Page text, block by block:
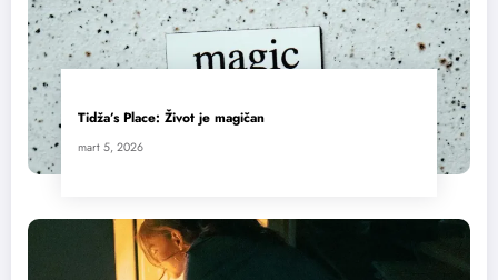
Tidža’s Place: Život je magičan
mart 5, 2026